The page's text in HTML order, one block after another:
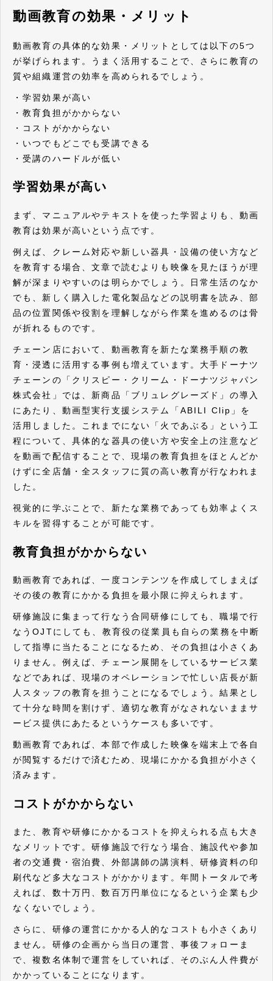
動画教育の効果・メリット
動画教育の具体的な効果・メリットとしては以下の5つ
が挙げられます。うまく活用することで、さらに教育の
質や組織運営の効率を高められるでしょう。
・学習効果が高い
・教育負担がかからない
・コストがかからない
・いつでもどこでも受講できる
・受講のハードルが低い
学習効果が高い
まず、マニュアルやテキストを使った学習よりも、動画
教育は効果が高いという点です。
例えば、クレーム対応や新しい器具・設備の使い方など
を教育する場合、文章で読むよりも映像を見たほうが理
解が深まりやすいのは明らかでしょう。日常生活のなか
でも、新しく購入した電化製品などの説明書を読み、部
品の位置関係や役割を理解しながら作業を進めるのは骨
が折れるものです。
チェーン店において、動画教育を新たな業務手順の教
育・浸透に活用する事例も増えています。大手ドーナツ
チェーンの「クリスピー・クリーム・ドーナツジャパン
株式会社」では、新商品「ブリュレグレーズド」の導入
にあたり、動画型実行支援システム「ABILI Clip」を
活用しました。これまでにない「火であぶる」という工
程について、具体的な器具の使い方や安全上の注意など
を動画で配信することで、現場の教育負担をほとんどか
けずに全店舗・全スタッフに質の高い教育が行なわれま
した。
視覚的に学ぶことで、新たな業務であっても効率よくス
キルを習得することが可能です。
教育負担がかからない
動画教育であれば、一度コンテンツを作成してしまえば
その後の教育にかかる負担を最小限に抑えられます。
研修施設に集まって行なう合同研修にしても、職場で行
なうOJTにしても、教育役の従業員も自らの業務を中断
して指導に当たることになるため、その負担は小さくあ
りません。例えば、チェーン展開をしているサービス業
などであれば、現場のオペレーションで忙しい店長が新
人スタッフの教育を担うことになるでしょう。結果とし
て十分な時間を割けず、適切な教育がなされないままサ
ービス提供にあたるというケースも多いです。
動画教育であれば、本部で作成した映像を端末上で各自
が閲覧するだけで済むため、現場にかかる負担が小さく
済みます。
コストがかからない
また、教育や研修にかかるコストを抑えられる点も大き
なメリットです。研修施設で行なう場合、施設代や参加
者の交通費・宿泊費、外部講師の講演料、研修資料の印
刷代など多大なコストがかかります。年間トータルで考
えれば、数十万円、数百万円単位になるという企業も少
なくないでしょう。
さらに、研修の運営にかかる人的なコストも小さくあり
ません。研修の企画から当日の運営、事後フォローま
で、複数名体制で運営をしていれば、そのぶん人件費が
かかっていることになります。